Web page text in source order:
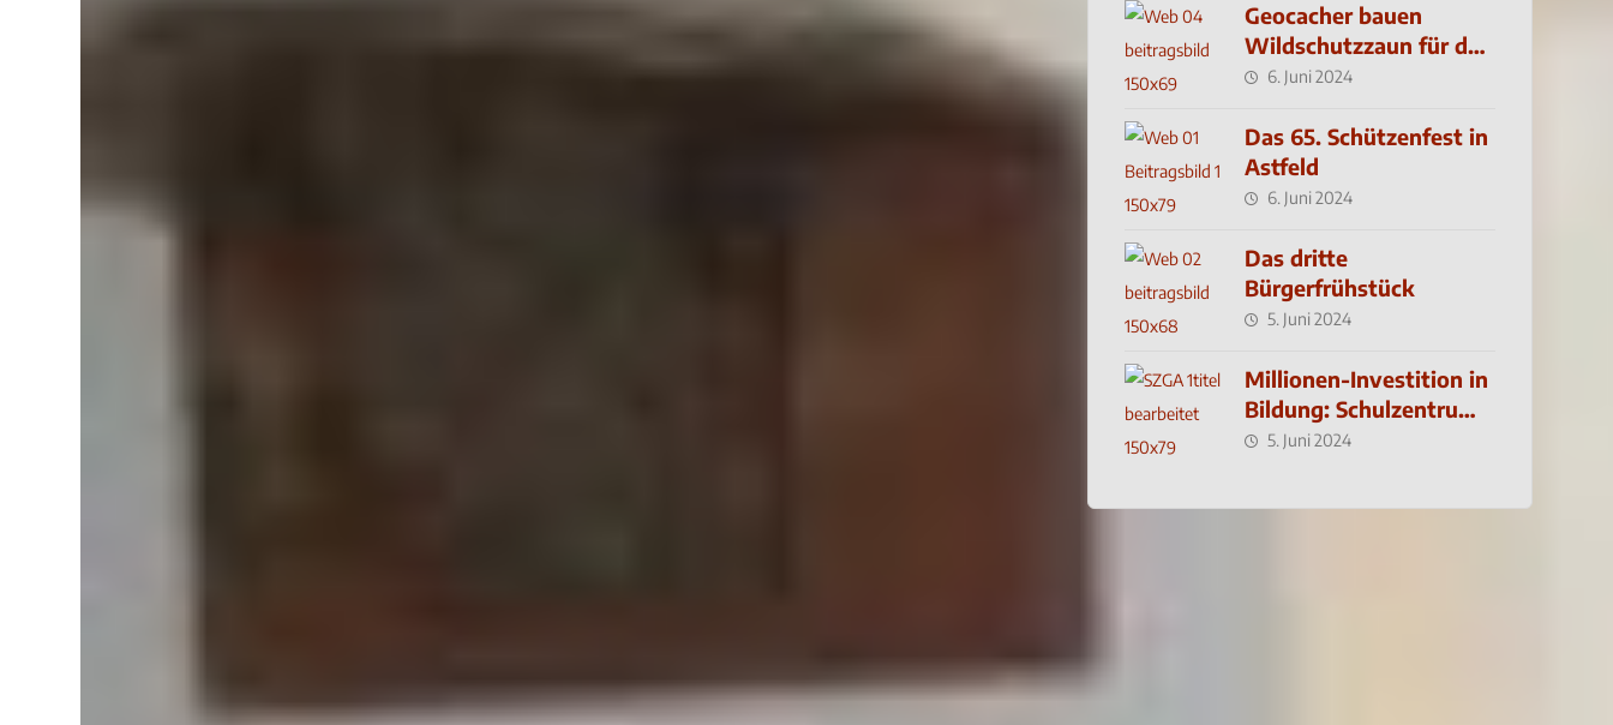
Geocacher bauen
Wildschutzzaun für den
MachMit! Wald
6. Juni 2024
Das 65. Schützenfest in
Astfeld
6. Juni 2024
Das dritte
Bürgerfrühstück
5. Juni 2024
Millionen-Investition in
Bildung: Schulzentrum-
Neubau
5. Juni 2024